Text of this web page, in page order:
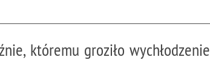
któremu groziło wychłodzenie